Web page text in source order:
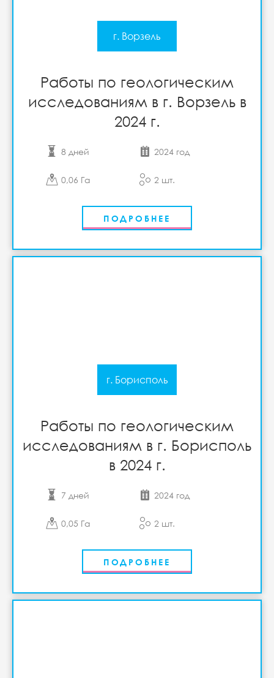
г. Ворзель
Работы по геологическим
исследованиям в г. Ворзель в
2024 г.
8 дней 2024 год
0,06 Га 2 шт.
ПОДРОБНЕЕ
г. Борисполь
Работы по геологическим
исследованиям в г. Борисполь
в 2024 г.
7 дней 2024 год
0,05 Га 2 шт.
ПОДРОБНЕЕ